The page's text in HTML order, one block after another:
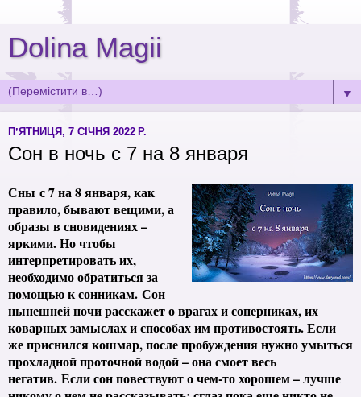
Dolina Magii
▼
ПʼЯТНИЦЯ, 7 СІЧНЯ 2022 Р.
Сон в ночь с 7 на 8 января
Сны с 7 на 8 января, как
правило, бывают вещими, а
образы в сновидениях –
яркими. Но чтобы
интерпретировать их,
необходимо обратиться за
помощью к сонникам. Сон
нынешней ночи расскажет о врагах и соперниках, их
коварных замыслах и способах им противостоять. Если
же приснился кошмар, после пробуждения нужно умыться
прохладной проточной водой – она смоет весь
негатив. Если сон повествуют о чем-то хорошем – лучше